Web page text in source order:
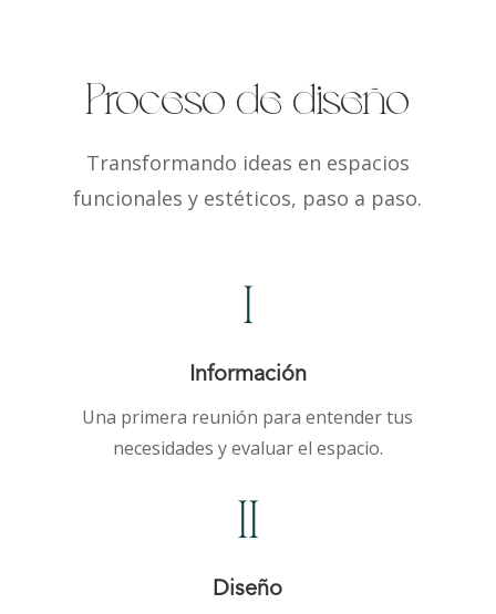
Proceso de diseño
Transformando ideas en espacios
funcionales y estéticos, paso a paso.
Información
Una primera reunión para entender tus
necesidades y evaluar el espacio.
Diseño